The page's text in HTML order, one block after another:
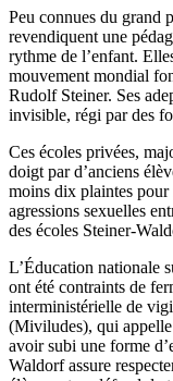
Peu connues du grand
revendiquent une
rythme de l’enfant.
mouvement mondial
Rudolf Steiner. Ses
invisible, régi par des
Ces écoles privées,
doigt par d’anciens
moins dix plaintes pour
agressions sexuelles
des écoles Steiner-
L’Éducation nationale
ont été contraints de
interministérielle de
(Miviludes), qui
avoir subi une forme
Waldorf assure